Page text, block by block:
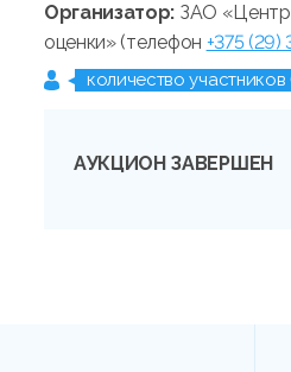
Организатор: ЗАО
оценки» (телефон +375 (29)
количество участников
АУКЦИОН ЗАВЕРШЕН